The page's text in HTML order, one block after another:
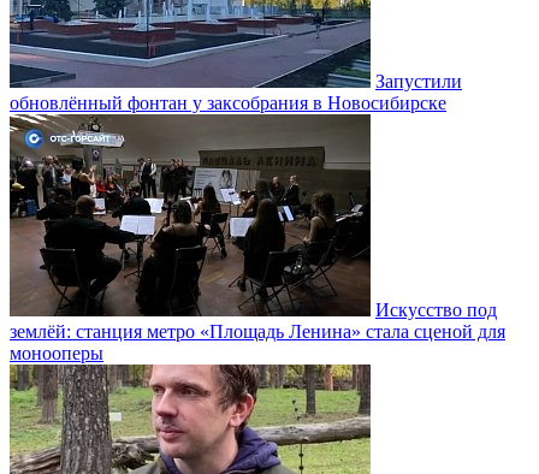
Запустили
обновлённый фонтан у заксобрания в Новосибирске
Искусство под
землёй: станция метро «Площадь Ленина» стала сценой для
монооперы